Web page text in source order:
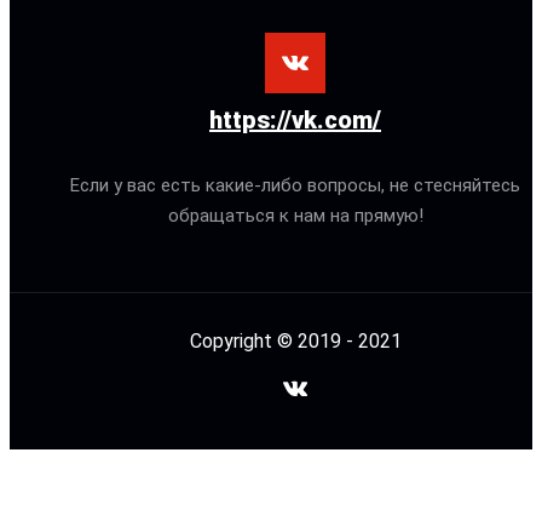
https://vk.com/
Если у вас есть какие-либо вопросы, не стесняйтесь
обращаться к нам на прямую!
Copyright © 2019 - 2021